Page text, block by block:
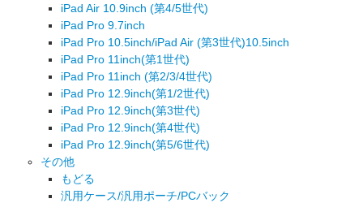
iPad Air 10.9inch (第4/5世代)
iPad Pro 9.7inch
iPad Pro 10.5inch/iPad Air (第3世代)10.5inch
iPad Pro 11inch(第1世代)
iPad Pro 11inch (第2/3/4世代)
iPad Pro 12.9inch(第1/2世代)
iPad Pro 12.9inch(第3世代)
iPad Pro 12.9inch(第4世代)
iPad Pro 12.9inch(第5/6世代)
その他
もどる
汎用ケース/汎用ポーチ/PCバック